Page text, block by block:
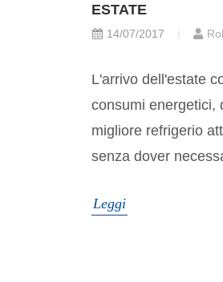
ESTATE
14/07/2017
L'arrivo dell'estate
consumi energetici,
migliore refrigerio
senza dover
Leggi